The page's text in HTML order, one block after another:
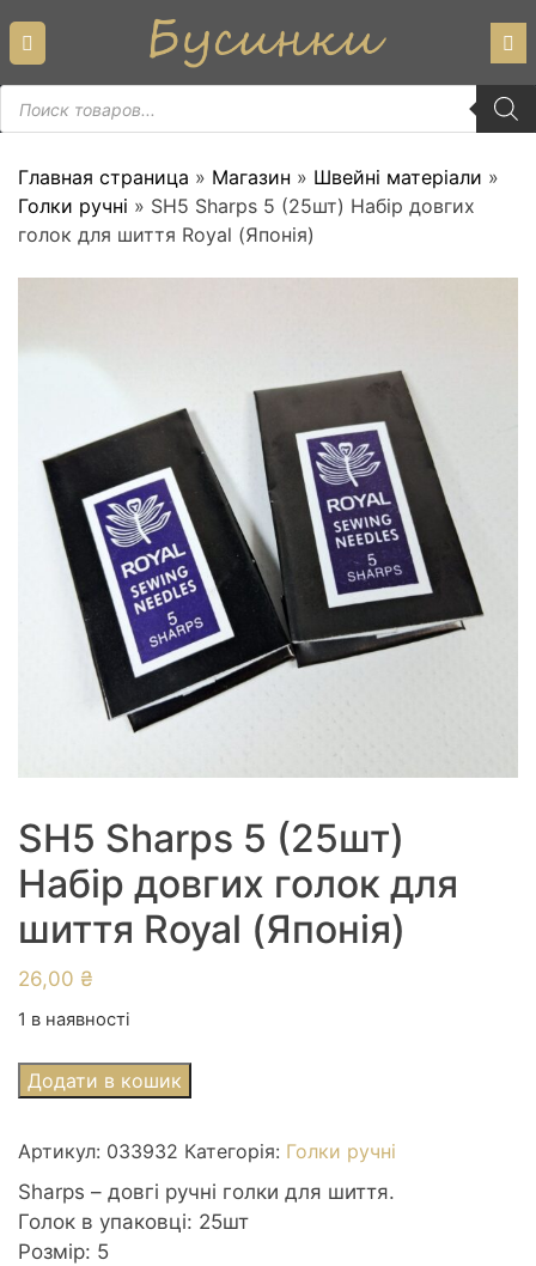
content
Пошук
товарів
Главная страница » Магазин » Швейні матеріали »
Голки ручні » SH5 Sharps 5 (25шт) Набір довгих
голок для шиття Royal (Японія)
SH5 Sharps 5 (25шт)
Набір довгих голок для
шиття Royal (Японія)
26,00 ₴
1 в наявності
SH5
Sharps
(25шт)
Набір
довгих
голок
Додати в кошик
Артикул: 033932 Категорія: Голки ручні
Sharps – довгі ручні голки для шиття.
Голок в упаковці: 25шт
Розмір: 5